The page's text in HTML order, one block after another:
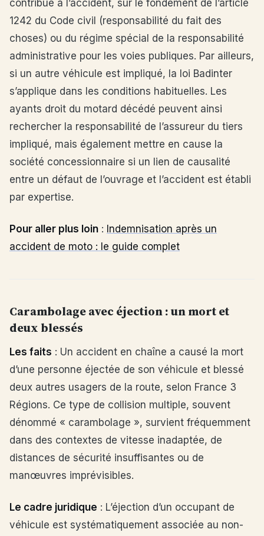
contribué à l’accident, sur le fondement de l’article
1242 du Code civil (responsabilité du fait des
choses) ou du régime spécial de la responsabilité
administrative pour les voies publiques. Par ailleurs,
si un autre véhicule est impliqué, la loi Badinter
s’applique dans les conditions habituelles. Les
ayants droit du motard décédé peuvent ainsi
rechercher la responsabilité de l’assureur du tiers
impliqué, mais également mettre en cause la
société concessionnaire si un lien de causalité
entre un défaut de l’ouvrage et l’accident est établi
par expertise.
Pour aller plus loin : Indemnisation après un
accident de moto : le guide complet
Carambolage avec éjection : un mort et
deux blessés
Les faits : Un accident en chaîne a causé la mort
d’une personne éjectée de son véhicule et blessé
deux autres usagers de la route, selon France 3
Régions. Ce type de collision multiple, souvent
dénommé « carambolage », survient fréquemment
dans des contextes de vitesse inadaptée, de
distances de sécurité insuffisantes ou de
manœuvres imprévisibles.
Le cadre juridique : L’éjection d’un occupant de
véhicule est systématiquement associée au non-